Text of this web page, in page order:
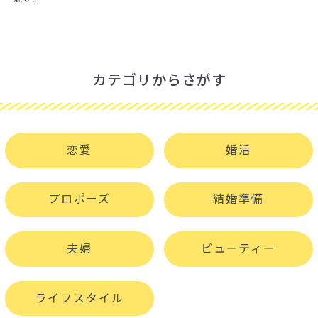
カテゴリからさがす
恋愛 婚活
プロポーズ 結婚準備
夫婦 ビューティー
ライフスタイル